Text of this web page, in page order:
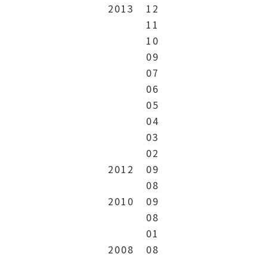
2013
12
11
10
09
07
06
05
04
03
02
2012
09
08
2010
09
08
01
2008
08